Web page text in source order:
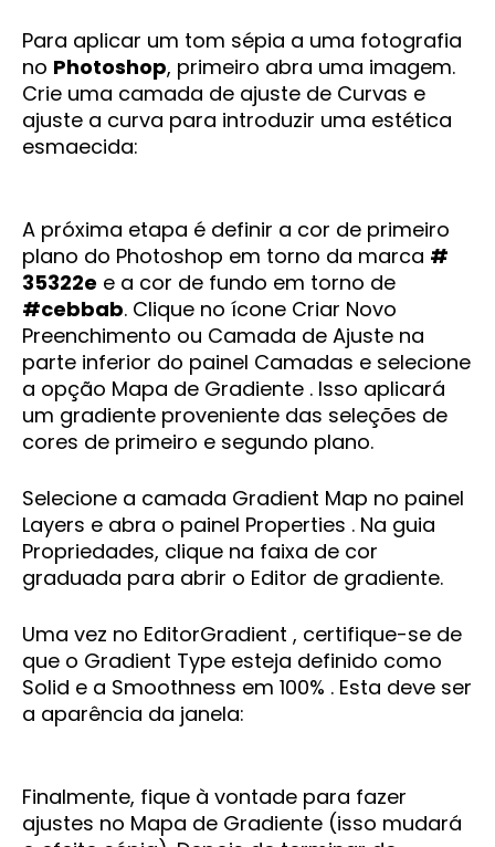
Para aplicar um tom sépia a uma fotografia
no Photoshop, primeiro abra uma imagem.
Crie uma camada de ajuste de Curvas e
ajuste a curva para introduzir uma estética
esmaecida:
A próxima etapa é definir a cor de primeiro
plano do Photoshop em torno da marca #
35322e e a cor de fundo em torno de
#cebbab. Clique no ícone Criar Novo
Preenchimento ou Camada de Ajuste na
parte inferior do painel Camadas e selecione
a opção Mapa de Gradiente . Isso aplicará
um gradiente proveniente das seleções de
cores de primeiro e segundo plano.
Selecione a camada Gradient Map no painel
Layers e abra o painel Properties . Na guia
Propriedades, clique na faixa de cor
graduada para abrir o Editor de gradiente.
Uma vez no EditorGradient , certifique-se de
que o Gradient Type esteja definido como
Solid e a Smoothness em 100% . Esta deve ser
a aparência da janela:
Finalmente, fique à vontade para fazer
ajustes no Mapa de Gradiente (isso mudará